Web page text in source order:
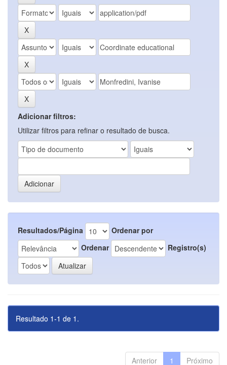
Adicionar filtros:
Utilizar filtros para refinar o resultado de busca.
Resultados/Página
Ordenar por
Ordenar
Registro(s)
Resultado 1-1 de 1.
Anterior 1 Próximo